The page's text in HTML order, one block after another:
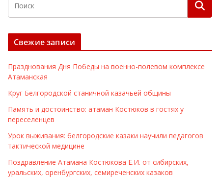
Свежие записи
Празднования Дня Победы на военно-полевом комплексе
Атаманская
Круг Белгородской станичной казачьей общины
Память и достоинство: атаман Костюков в гостях у
переселенцев
Урок выживания: белгородские казаки научили педагогов
тактической медицине
Поздравление Атамана Костюкова Е.И. от сибирских,
уральских, оренбургских, семиреченских казаков